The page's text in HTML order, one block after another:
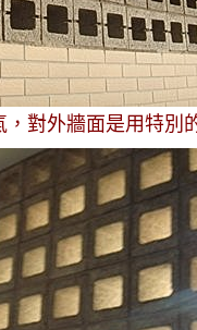
對外牆面是用特別